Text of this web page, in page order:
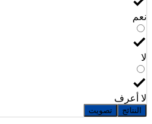
نعم
لا
لا أعرف
النتائج تصويت